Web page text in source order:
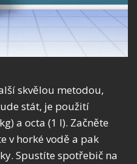
skvělou metodou,
stát, je použití
a octa (1 l). Začněte
v horké vodě a pak
Spustíte spotřebič na